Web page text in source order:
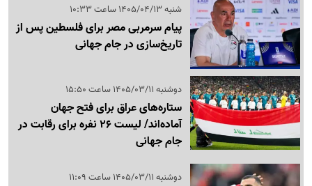
شنبه 1405/04/13 ساعت 10:33
پیام سرمربی مصر برای فلسطین پس از
تاریخ‌سازی در جام جهانی
دوشنبه 1405/03/11 ساعت 15:50
ستاره‌های عراق برای فتح جهان
آماده‌اند/ لیست 26 نفره برای رقابت در
جام جهانی
دوشنبه 1405/03/11 ساعت 11:09